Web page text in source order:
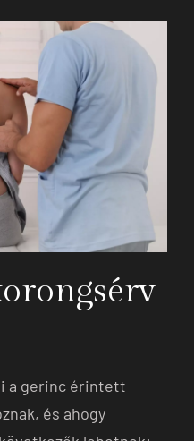
a gerinc érintett
és ahogy